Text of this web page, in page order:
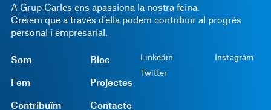
A Grup Carles ens apassiona la nostra feina.
Creiem que a través d’ella podem contribuir al progrés
personal i empresarial.
Som
Fem
Contribuïm
Bloc
Projectes
Contacte
Linkedin
Twitter
Instagram